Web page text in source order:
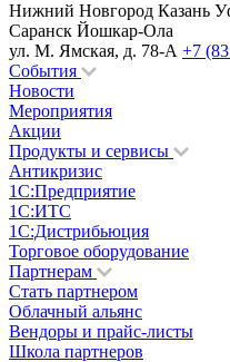
Нижний Новгород Казань
Саранск Йошкар-Ола
ул. М. Ямская, д. 78-А +7
События
Новости
Мероприятия
Акции
Продукты и сервисы
Антикризис
1С:Предприятие
1С:ИТС
1С:Дистрибьюция
Торговое оборудование
Партнерам
Стать партнером
Облачный альянс
Вендоры и прайс-листы
Школа партнеров